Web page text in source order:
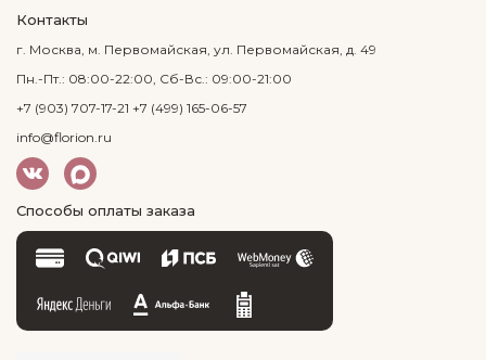
Контакты
г. Москва, м. Первомайская, ул. Первомайская, д. 49
Пн.-Пт.: 08:00-22:00, Сб-Вс.: 09:00-21:00
+7 (903) 707-17-21 +7 (499) 165-06-57
info@florion.ru
Способы оплаты заказа